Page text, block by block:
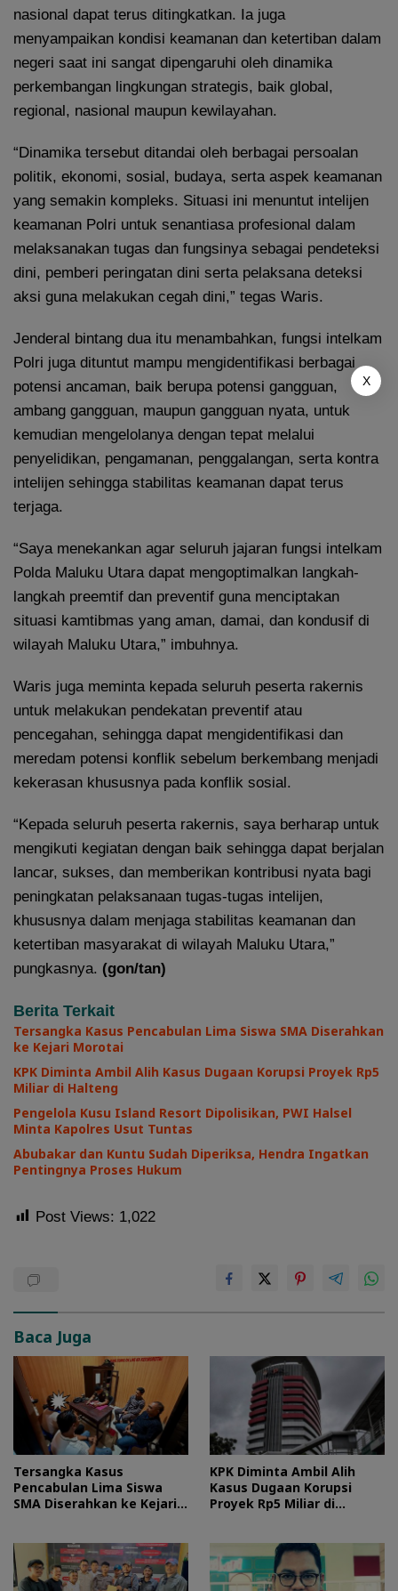
nasional dapat terus ditingkatkan. Ia juga
menyampaikan kondisi keamanan dan ketertiban dalam
negeri saat ini sangat dipengaruhi oleh dinamika
perkembangan lingkungan strategis, baik global,
regional, nasional maupun kewilayahan.
“Dinamika tersebut ditandai oleh berbagai persoalan
politik, ekonomi, sosial, budaya, serta aspek keamanan
yang semakin kompleks. Situasi ini menuntut intelijen
keamanan Polri untuk senantiasa profesional dalam
melaksanakan tugas dan fungsinya sebagai pendeteksi
dini, pemberi peringatan dini serta pelaksana deteksi
aksi guna melakukan cegah dini,” tegas Waris.
Jenderal bintang dua itu menambahkan, fungsi intelkam
Polri juga dituntut mampu mengidentifikasi berbagai
potensi ancaman, baik berupa potensi gangguan,
ambang gangguan, maupun gangguan nyata, untuk
kemudian mengelolanya dengan tepat melalui
penyelidikan, pengamanan, penggalangan, serta kontra
intelijen sehingga stabilitas keamanan dapat terus
terjaga.
“Saya menekankan agar seluruh jajaran fungsi intelkam
Polda Maluku Utara dapat mengoptimalkan langkah-
langkah preemtif dan preventif guna menciptakan
situasi kamtibmas yang aman, damai, dan kondusif di
wilayah Maluku Utara,” imbuhnya.
Waris juga meminta kepada seluruh peserta rakernis
untuk melakukan pendekatan preventif atau
pencegahan, sehingga dapat mengidentifikasi dan
meredam potensi konflik sebelum berkembang menjadi
kekerasan khususnya pada konflik sosial.
“Kepada seluruh peserta rakernis, saya berharap untuk
mengikuti kegiatan dengan baik sehingga dapat berjalan
lancar, sukses, dan memberikan kontribusi nyata bagi
peningkatan pelaksanaan tugas-tugas intelijen,
khususnya dalam menjaga stabilitas keamanan dan
ketertiban masyarakat di wilayah Maluku Utara,”
pungkasnya. (gon/tan)
Berita Terkait
Tersangka Kasus Pencabulan Lima Siswa SMA Diserahkan
ke Kejari Morotai
KPK Diminta Ambil Alih Kasus Dugaan Korupsi Proyek Rp5
Miliar di Halteng
Pengelola Kusu Island Resort Dipolisikan, PWI Halsel
Minta Kapolres Usut Tuntas
Abubakar dan Kuntu Sudah Diperiksa, Hendra Ingatkan
Pentingnya Proses Hukum
Post Views: 1,022
Baca Juga
Tersangka Kasus
Pencabulan Lima Siswa
SMA Diserahkan ke Kejari
KPK Diminta Ambil Alih
Kasus Dugaan Korupsi
Proyek Rp5 Miliar di
X